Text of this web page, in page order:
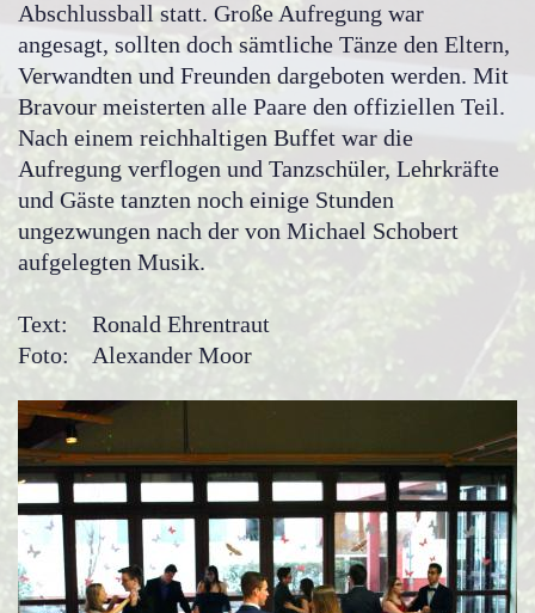
Abschlussball statt. Große Aufregung war
angesagt, sollten doch sämtliche Tänze den Eltern,
Verwandten und Freunden dargeboten werden. Mit
Bravour meisterten alle Paare den offiziellen Teil.
Nach einem reichhaltigen Buffet war die
Aufregung verflogen und Tanzschüler, Lehrkräfte
und Gäste tanzten noch einige Stunden
ungezwungen nach der von Michael Schobert
aufgelegten Musik.
Text: Ronald Ehrentraut
Foto: Alexander Moor